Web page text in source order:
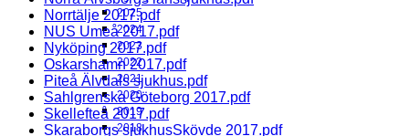
2025
2024
2023
2022
2021
2020
2019
2018
Norrtälje 2017.pdf
NUS Umeå 2017.pdf
Nyköping 2017.pdf
Oskarshamn 2017.pdf
Piteå Älvdals sjukhus.pdf
Sahlgrenska Göteborg 2017.pdf
Skellefteå 2017.pdf
Skaraborgs sjukhusSkövde 2017.pdf